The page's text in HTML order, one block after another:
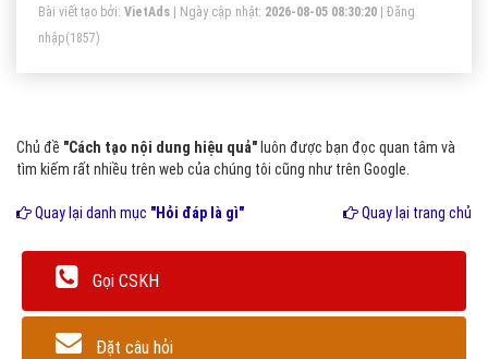
Bài viết tạo bởi: VietAds | Ngày cập nhật: 2026-08-05 08:30:20
Đăng
nhập(1857)
Chủ đề "Cách tạo nội dung hiệu quả" luôn được bạn đọc quan tâm và
tìm kiếm rất nhiều trên web của chúng tôi cũng như trên Google.
Quay lại danh mục "Hỏi đáp là gì" Quay lại trang chủ
Gọi CSKH
Đặt câu hỏi